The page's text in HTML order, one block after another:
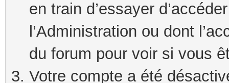
en train d’essayer
l’Administration ou dont
du forum pour voir si vous
Votre compte a été